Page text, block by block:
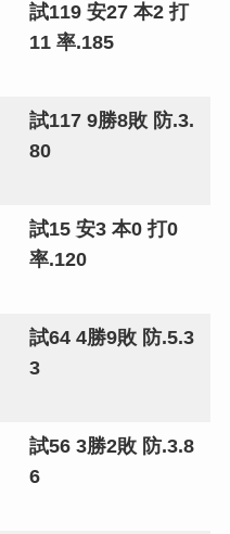
試119 安27 本2 打
11 率.185
試117 9勝8敗 防.3.
80
試15 安3 本0 打0
率.120
試64 4勝9敗 防.5.3
3
試56 3勝2敗 防.3.8
6